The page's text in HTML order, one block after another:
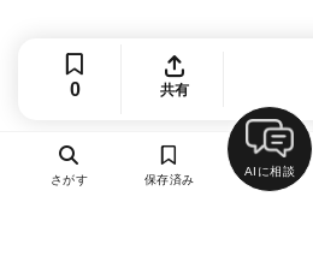
0 共有
さがす 保存済み
AIに相談